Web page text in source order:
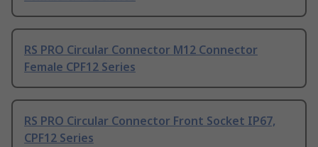
RS PRO Circular Connector M12 Connector
Female CPF12 Series
RS PRO Circular Connector Front Socket IP67,
CPF12 Series